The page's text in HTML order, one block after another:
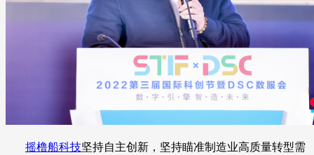
摇橹船科技坚持自主创新，坚持瞄准制造业高质量转型需